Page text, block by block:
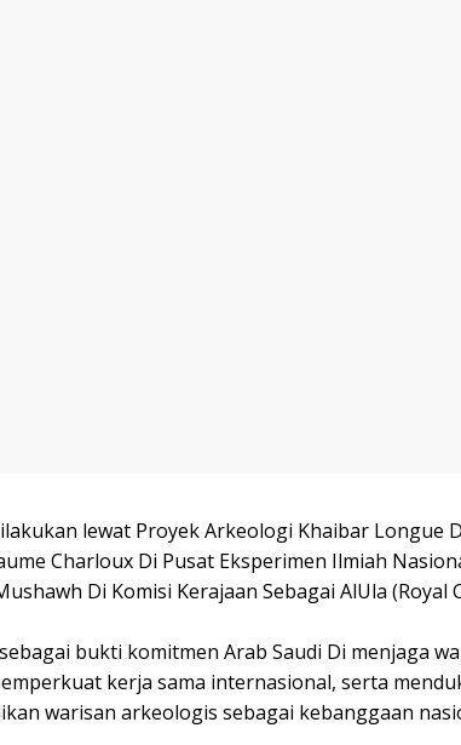
lewat Proyek Arkeologi Khaibar Longue
Charloux Di Pusat Eksperimen Ilmiah
Di Komisi Kerajaan Sebagai AlUla (Royal
bukti komitmen Arab Saudi Di menjaga
kerja sama internasional, serta
warisan arkeologis sebagai kebanggaan